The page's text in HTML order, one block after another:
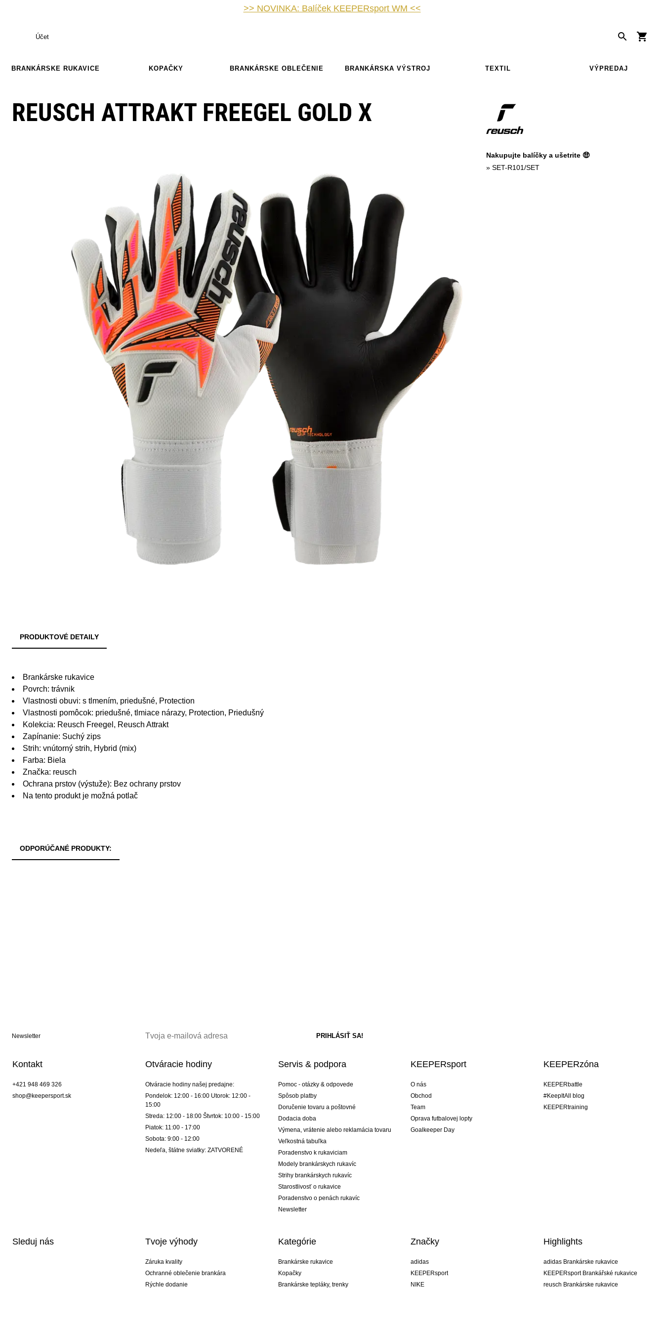
>> NOVINKA: Balíček KEEPERsport WM <<
Účet
BRANKÁRSKE RUKAVICE KOPAČKY BRANKÁRSKE OBLEČENIE BRANKÁRSKA VÝSTROJ TEXTIL VÝPREDAJ
REUSCH ATTRAKT FREEGEL GOLD X
Nakupujte balíčky a ušetrite 🤑
» SET-R101/SET
PRODUKTOVÉ DETAILY
Brankárske rukavice
Povrch: trávnik
Vlastnosti obuvi: s tlmením, priedušné, Protection
Vlastnosti pomôcok: priedušné, tlmiace nárazy, Protection, Priedušný
Kolekcia: Reusch Freegel, Reusch Attrakt
Zapínanie: Suchý zips
Strih: vnútorný strih, Hybrid (mix)
Farba: Biela
Značka: reusch
Ochrana prstov (výstuže): Bez ochrany prstov
Na tento produkt je možná potlač
ODPORÚČANÉ PRODUKTY:
Newsletter
Kontakt
+421 948 469 326
shop@keepersport.sk
Otváracie hodiny
Otváracie hodiny našej predajne:
Pondelok: 12:00 - 16:00 Utorok: 12:00 -
15:00
Streda: 12:00 - 18:00 Štvrtok: 10:00 - 15:00
Piatok: 11:00 - 17:00
Sobota: 9:00 - 12:00
Nedeľa, štátne sviatky: ZATVORENÉ
Servis & podpora
Pomoc - otázky & odpovede
Spôsob platby
Doručenie tovaru a poštovné
Dodacia doba
Výmena, vrátenie alebo reklamácia tovaru
Veľkostná tabuľka
Poradenstvo k rukaviciam
Modely brankárskych rukavíc
Strihy brankárskych rukavíc
Starostlivosť o rukavice
Poradenstvo o penách rukavíc
Newsletter
KEEPERsport
O nás
Obchod
Team
Oprava futbalovej lopty
Goalkeeper Day
KEEPERzóna
KEEPERbattle
#KeepItAll blog
KEEPERtraining
Sleduj nás Tvoje výhody
Záruka kvality
Ochranné oblečenie brankára
Rýchle dodanie
Kategórie
Brankárske rukavice
Kopačky
Brankárske tepláky, trenky
Značky
adidas
KEEPERsport
NIKE
Highlights
adidas Brankárske rukavice
KEEPERsport Brankářské rukavice
reusch Brankárske rukavice